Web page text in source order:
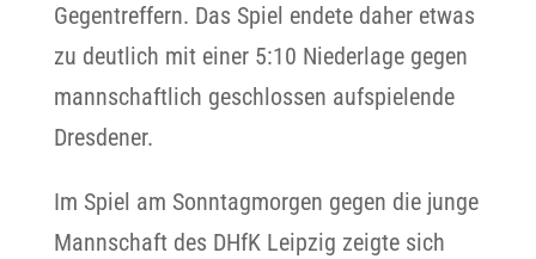
Gegentreffern. Das Spiel endete daher etwas
zu deutlich mit einer 5:10 Niederlage gegen
mannschaftlich geschlossen aufspielende
Dresdener.
Im Spiel am Sonntagmorgen gegen die junge
Mannschaft des DHfK Leipzig zeigte sich